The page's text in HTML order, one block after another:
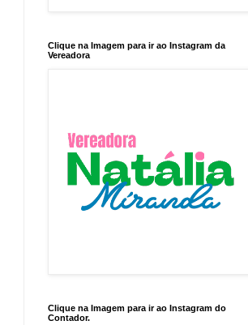
Clique na Imagem para ir ao Instagram da
Vereadora
Clique na Imagem para ir ao Instagram do
Contador.